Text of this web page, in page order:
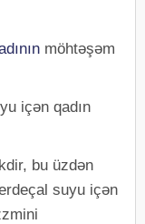
möhtəşəm
içən qadın
bu üzdən
suyu içən